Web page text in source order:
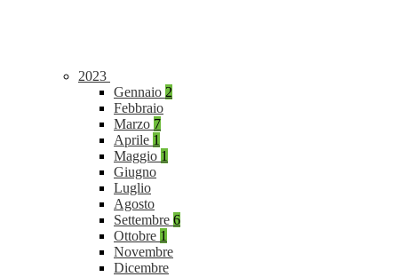
2023
Gennaio 2
Febbraio
Marzo 7
Aprile 1
Maggio 1
Giugno
Luglio
Agosto
Settembre 6
Ottobre 1
Novembre
Dicembre